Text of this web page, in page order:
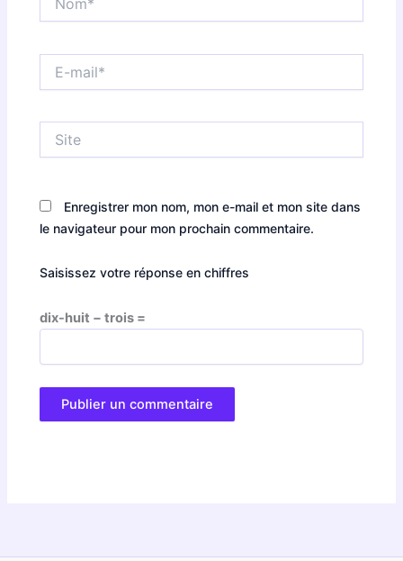
mail*
Enregistrer mon nom, mon e-mail et mon site dans
le navigateur pour mon prochain commentaire.
Saisissez votre réponse en chiffres
dix-huit − trois =